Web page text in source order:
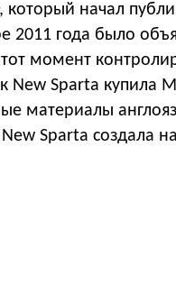
начал
2011 года было
момент
New Sparta купила
материалы
Sparta создала